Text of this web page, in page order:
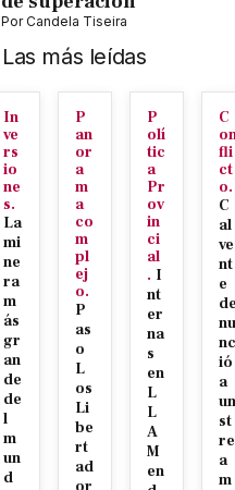
PorCandela Tiseira
Las más leídas
In
ve
rs
io
ne
s.
La
mi
ne
ra
m
ás
gr
an
de
de
l
m
un
d
P
an
or
a
m
a
co
m
pl
ej
o.
P
as
o
L
os
Li
be
rt
ad
P
olí
tic
a
Pr
ov
in
ci
al
. I
nt
er
na
s
en
L
L
A
M
en
C
fli
ct
o.
C
al
ve
nt
e
de
nu
nc
ió
a
un
st
re
a
m